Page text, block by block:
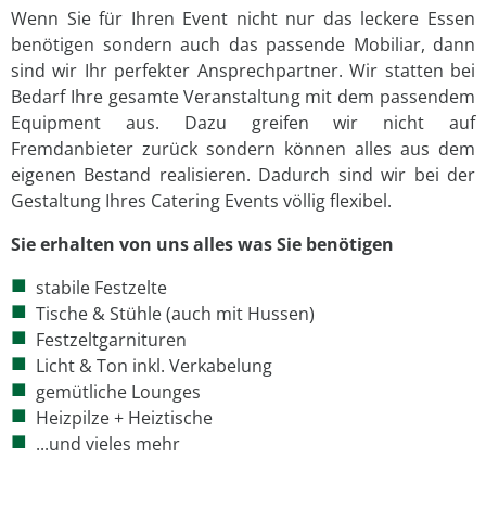
Wenn Sie für Ihren Event nicht nur das leckere Essen
benötigen sondern auch das passende Mobiliar, dann
sind wir Ihr perfekter Ansprechpartner. Wir statten bei
Bedarf Ihre gesamte Veranstaltung mit dem passendem
Equipment aus. Dazu greifen wir nicht auf
Fremdanbieter zurück sondern können alles aus dem
eigenen Bestand realisieren. Dadurch sind wir bei der
Gestaltung Ihres Catering Events völlig flexibel.
Sie erhalten von uns alles was Sie benötigen
stabile Festzelte
Tische & Stühle (auch mit Hussen)
Festzeltgarnituren
Licht & Ton inkl. Verkabelung
gemütliche Lounges
Heizpilze + Heiztische
...und vieles mehr